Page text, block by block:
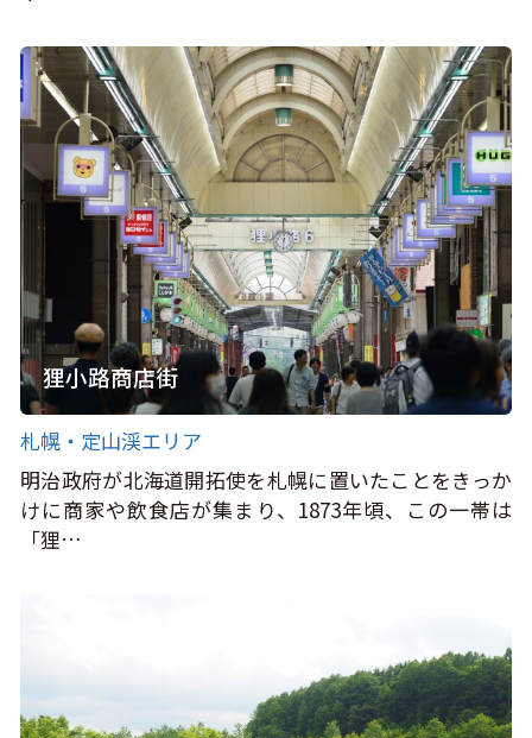
狸小路商店街
札幌・定山渓エリア
明治政府が北海道開拓使を札幌に置いたことをきっか
けに商家や飲食店が集まり、1873年頃、この一帯は
「狸…